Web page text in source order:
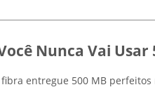
Nunca Vai Usar
entregue 500 MB perfeitos